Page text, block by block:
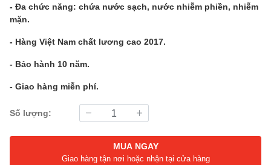
- Đa chức năng: chứa nước sạch, nước nhiễm phiền, nhiễm
mặn.
- Hàng Việt Nam chất lương cao 2017.
- Bảo hành 10 năm.
- Giao hàng miễn phí.
Số lượng:
MUA NGAY
Giao hàng tận nơi hoặc nhận tại cửa hàng